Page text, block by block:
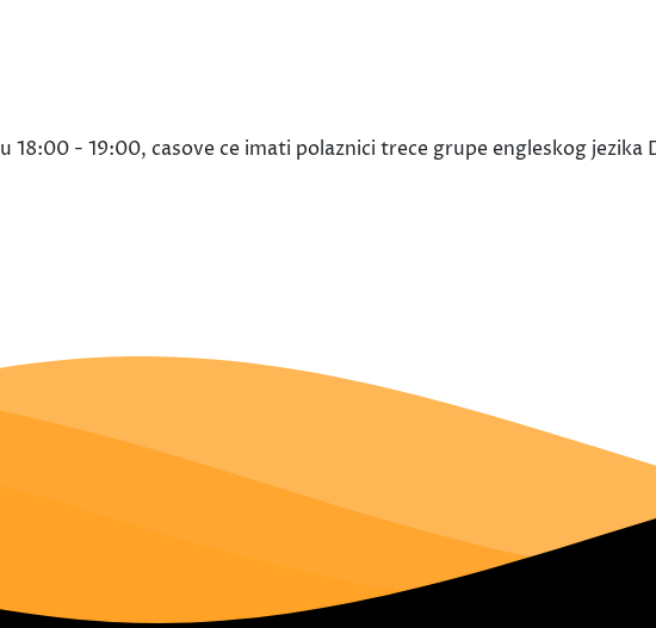
18:00 - 19:00, casove ce imati polaznici trece grupe engleskog